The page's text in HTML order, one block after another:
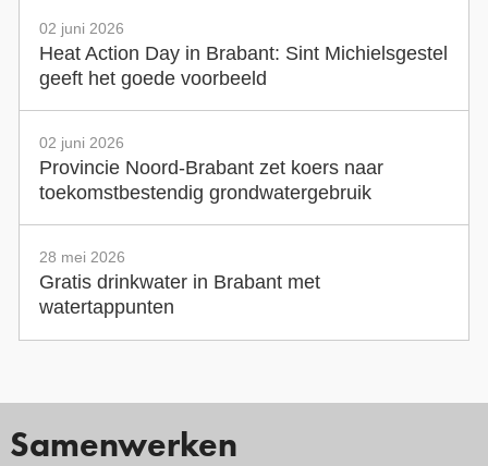
02 juni 2026
Heat Action Day in Brabant: Sint Michielsgestel
geeft het goede voorbeeld
02 juni 2026
Provincie Noord-Brabant zet koers naar
toekomstbestendig grondwatergebruik
28 mei 2026
Gratis drinkwater in Brabant met
watertappunten
Samenwerken